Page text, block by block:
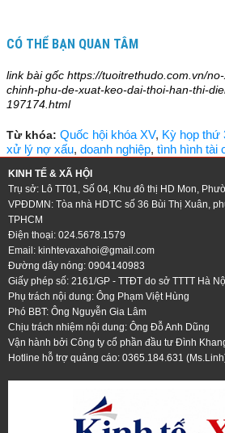
CÓ THỂ BẠN QUAN TÂM
link bài gốc https://tuoitrethudo.com.vn/
chinh-phu-de-xuat-keo-dai-thoi-han-thi-
197174.html
Từ khóa: Quốc hội khóa XV, Kỳ họp thứ
xử lý nợ xấu, doanh nghiệp, tình hình tài
KINH TẾ & XÃ HỘI
Trụ sở: Lô TT01, Số 04, Khu đô thị HD Mon,
VPĐDMN: Tòa nhà HDTC số 36 Bùi Thị Xuân,
TPHCM
Điện thoại: 024.5678.1579
Email: kinhtevaxahoi@gmail.com
Đường dây nóng: 0904140983
Giấy phép số: 2161/GP - TTĐT do sở TTTT Hà
Phụ trách nội dung: Ông Phạm Việt Hùng
Phó BBT: Ông Nguyễn Gia Lâm
Chịu trách nhiệm nội dung: Ông Đỗ Anh Dũng
Vận hành bởi Công ty cổ phần đầu tư Đình
Hotline hỗ trợ quảng cáo: 0365.184.631